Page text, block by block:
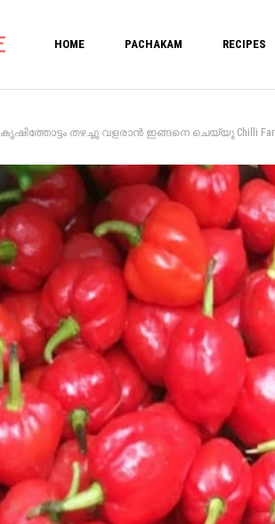
HOME PACHAKAM RECIPES
കൃഷിത്തോട്ടം തഴച്ചു വളരാൻ ഇങ്ങനെ ചെയ്യൂ Chilli